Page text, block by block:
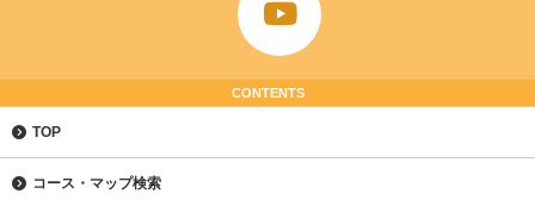
CONTENTS
TOP
コース・マップ検索